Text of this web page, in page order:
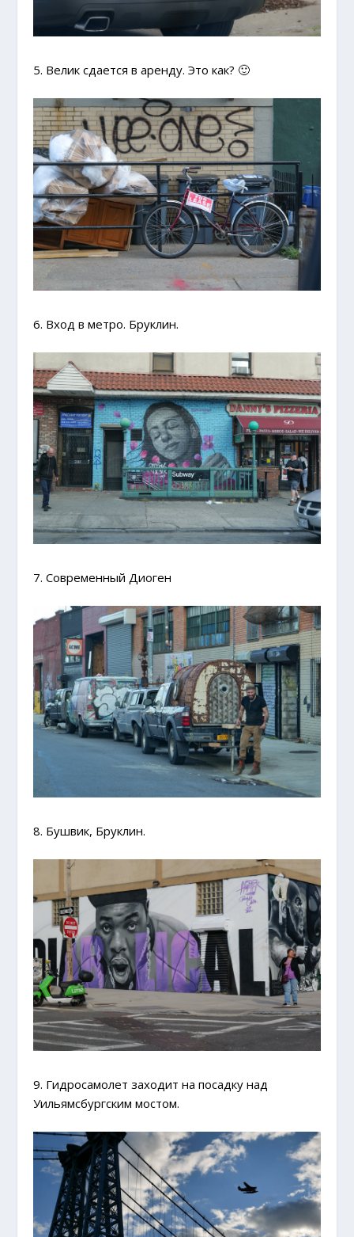
5. Велик сдается в аренду. Это как? 🙂
6. Вход в метро. Бруклин.
7. Современный Диоген
8. Бушвик, Бруклин.
9. Гидросамолет заходит на посадку над
Уильямсбургским мостом.